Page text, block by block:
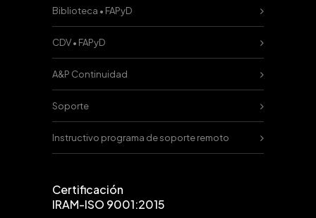
Biblioteca • FAPyD
CDV • FAPyD
A&P Continuidad
Soporte
Instructivo programa de soporte remoto
Certificación
IRAM-ISO 9001:2015